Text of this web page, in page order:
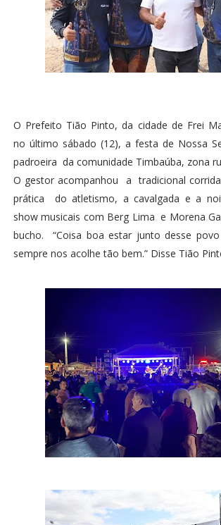
O Prefeito Tião Pinto, da cidade de Frei
no último sábado (12), a festa de Nossa
padroeira da comunidade Timbaúba, zona
O gestor acompanhou a tradicional
prática do atletismo, a cavalgada e a
show musicais com Berg Lima e Morena
bucho. “Coisa boa estar junto desse
sempre nos acolhe tão bem.” Disse Tião